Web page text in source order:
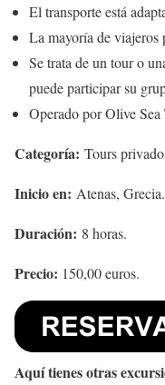
El transporte está
La mayoría de viajeros
Se trata de un tour o
puede participar su
Operado por Olive Sea
Categoría: Tours
Inicio en: Atenas, Grecia.
Duración: 8 horas.
Precio: 150,00 euros.
Aquí tienes otras